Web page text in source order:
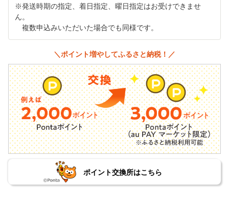
※発送時期の指定、着日指定、曜日指定はお受けできませ
ん。
複数申込みいただいた場合でも同様です。
＼ポイント増やしてふるさと納税！／
ポイント交換所はこちら